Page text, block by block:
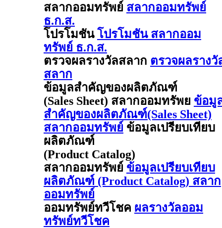
สลากออมทรัพย์ สลากออมทรัพย์
ธ.ก.ส.
โปรโมชัน โปรโมชัน สลากออม
ทรัพย์ ธ.ก.ส.
ตรวจผลรางวัลสลาก ตรวจผลรางวั
สลาก
ข้อมูลสำคัญของผลิตภัณฑ์
(Sales Sheet) สลากออมทรัพย ข้อมู
สำคัญของผลิตภัณฑ์(Sales Sheet)
สลากออมทรัพย์ ข้อมูลเปรียบเทียบ
ผลิตภัณฑ์
(Product Catalog)
สลากออมทรัพย์ ข้อมูลเปรียบเทียบ
ผลิตภัณฑ์ (Product Catalog) สลาก
ออมทรัพย์
ออมทรัพย์ทวีโชค ผลรางวัลออม
ทรัพย์ทวีโชค